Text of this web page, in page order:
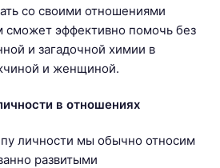
со своими отношениями
сможет эффективно помочь без
и загадочной химии в
и женщиной.
в отношениях
личности мы обычно относим
развитыми